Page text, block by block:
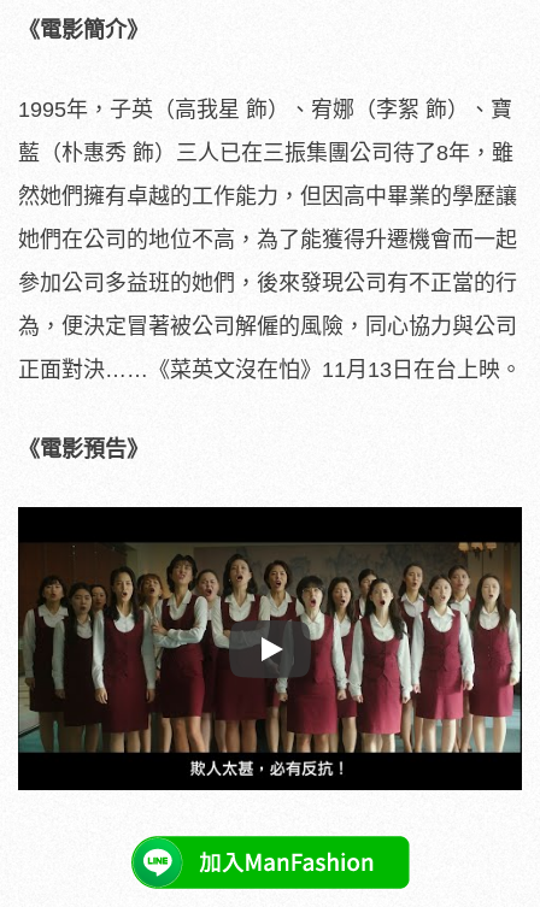
《電影簡介》
1995年，子英（高我星 飾）、宥娜（李絮 飾）、寶
藍（朴惠秀 飾）三人已在三振集團公司待了8年， 雖
然她們擁有卓越的工作能力， 但因高中畢業的學歷讓
她們在公司的地位不高， 為了能獲得升遷機會而一起
參加公司多益班的她們， 後來發現公司有不正當的行
為，便決定冒著被公司解僱的風險， 同心協力與公司
正面對決……《菜英文沒在怕》11月13日在台上映。
《電影預告》
Play